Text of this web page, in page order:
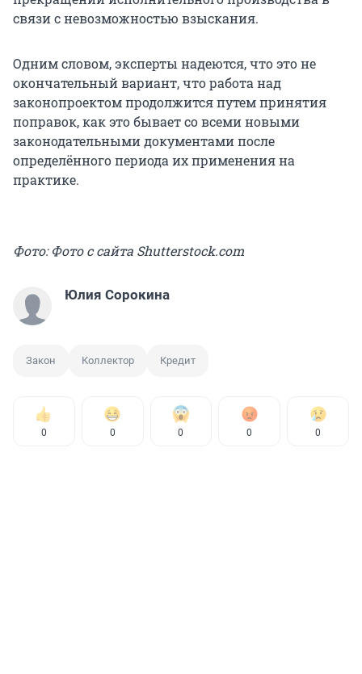
связи с невозможностью взыскания.
Одним словом, эксперты надеются, что это не
окончательный вариант, что работа над
законопроектом продолжится путем принятия
поправок, как это бывает со всеми новыми
законодательными документами после
определённого периода их применения на
практике.
Фото: Фото с сайта Shutterstock.com
Юлия Сорокина
Закон Коллектор Кредит
0 0 0 0 0